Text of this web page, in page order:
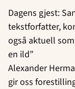
Dagens gjest:
tekstforfatter,
også aktuell
en ild”
Alexander
gir oss